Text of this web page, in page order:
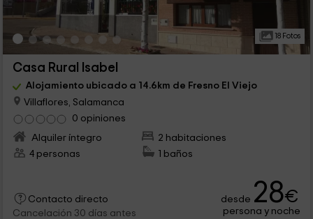
18 Fotos
Casa Rural Isabel
Alojamiento ubicado a 14.6km de Fresno El Viejo
Villaflores, Salamanca
0 opiniones
Alquiler íntegro
2 habitaciones
4 personas
1 baños
Contacto directo
Cancelación 30 días antes
desde 28€
persona y noche